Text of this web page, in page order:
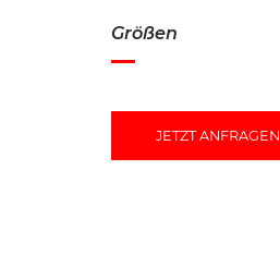
Größen
JETZT ANFRAGEN